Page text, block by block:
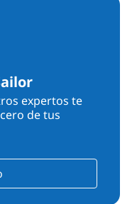
expertos te
de tus